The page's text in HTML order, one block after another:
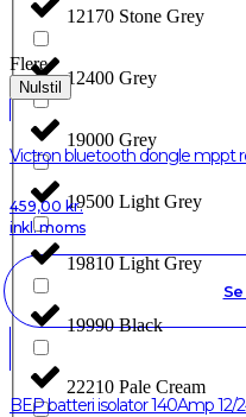
12170 Stone Grey
12400 Grey
19000 Grey
19500 Light Grey
19810 Light Grey
19990 Black
22210 Pale Cream
Flere
Nulstil
Victron bluetooth dongle mppt
459,00 kr.
inkl. moms
BEP batteri isolator 140Amp 12/